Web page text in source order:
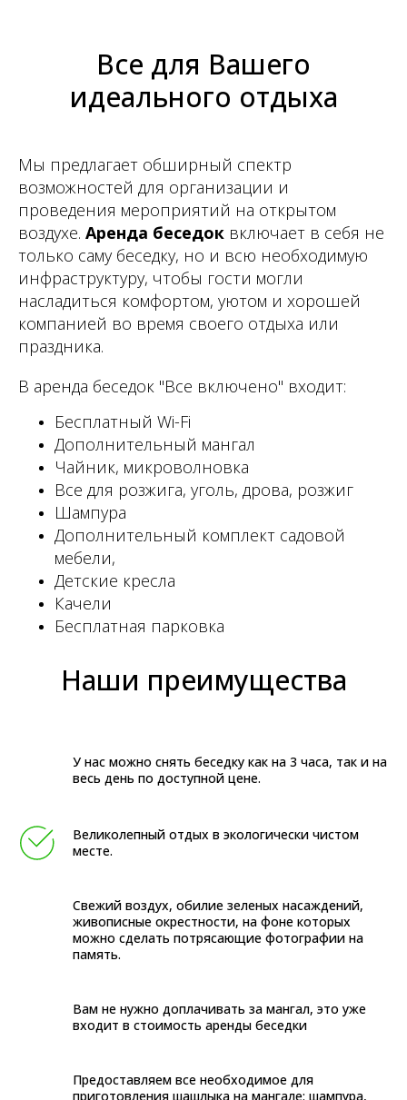
Все для Вашего
идеального отдыха
Мы предлагает обширный спектр
возможностей для организации и
проведения мероприятий на открытом
воздухе. Аренда беседок включает в себя не
только саму беседку, но и всю необходимую
инфраструктуру, чтобы гости могли
насладиться комфортом, уютом и хорошей
компанией во время своего отдыха или
праздника.
В аренда беседок "Все включено" входит:
Бесплатный Wi-Fi
Дополнительный мангал
Чайник, микроволновка
Все для розжига, уголь, дрова, розжиг
Шампура
Дополнительный комплект садовой
мебели,
Детские кресла
Качели
Бесплатная парковка
Наши преимущества
У нас можно снять беседку как на 3 часа, так и на
весь день по доступной цене.
Великолепный отдых в экологически чистом
месте.
Свежий воздух, обилие зеленых насаждений,
живописные окрестности, на фоне которых
можно сделать потрясающие фотографии на
память.
Вам не нужно доплачивать за мангал, это уже
входит в стоимость аренды беседки
Предоставляем все необходимое для
приготовления шашлыка на мангале: шампура,